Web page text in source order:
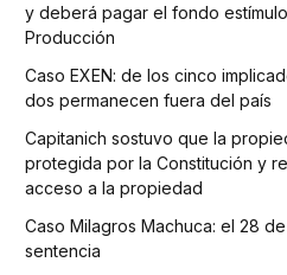
y deberá pagar el fondo
Producción
Caso EXEN: de los cinco
dos permanecen fuera del país
Capitanich sostuvo que la
protegida por la Constitución y
acceso a la propiedad
Caso Milagros Machuca: el 28
sentencia